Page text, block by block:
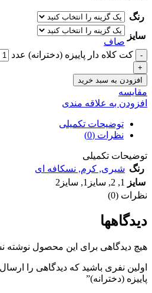
رنگ
سایز
صاف
کت کلاه دار پاییزه (دخترانه) عدد
افزودن به سبد خرید
مقايسه
افزودن به علاقه مندی
توضیحات تکمیلی
نظرات (0)
توضیحات تکمیلی
رنگ شیری, کرم, نسکافه ای
سایز
1
,
2
, سایز1 , سایز2
نظرات (0)
دیدگاهها
هیچ دیدگاهی برای این محصول نوشته
اولین نفری باشید که دیدگاهی را
پاییزه (دخترانه)”